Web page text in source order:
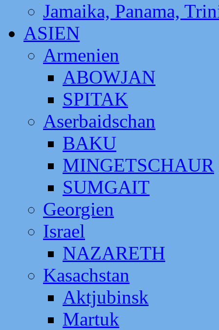
Jamaika, Panama,
ASIEN
Armenien
ABOWJAN
SPITAK
Aserbaidschan
BAKU
MINGETSCHAUR
SUMGAIT
Georgien
Israel
NAZARETH
Kasachstan
Aktjubinsk
Martuk